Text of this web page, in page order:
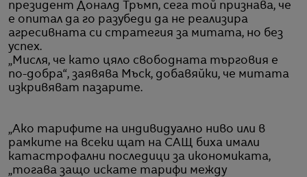
президент Доналд Тръмп, сега той признава, че
е опитал да го разубеди да не реализира
агресивната си стратегия за митата, но без
успех.
„Мисля, че като цяло свободната търговия е
по-добра“, заявява Мъск, добавяйки, че митата
изкривяват пазарите.
„Ако тарифите на индивидуално ниво или в
рамките на всеки щат на САЩ биха имали
катастрофални последици за икономиката,
„тогава защо искате тарифи между